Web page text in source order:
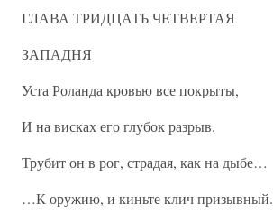
ГЛАВА ТРИДЦАТЬ ЧЕТВЕРТАЯ
ЗАПАДНЯ
Уста Роланда кровью все покрыты,
И на висках его глубок разрыв.
Трубит он в рог, страдая, как на дыбе…
…К оружию, и киньте клич призывный.